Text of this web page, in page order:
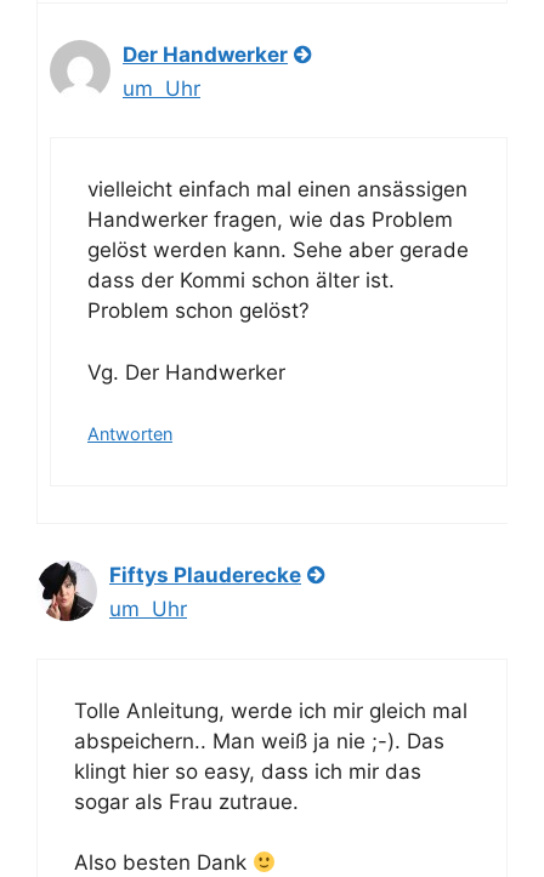
Der Handwerker
um Uhr
vielleicht einfach mal einen ansässigen
Handwerker fragen, wie das Problem
gelöst werden kann. Sehe aber gerade
dass der Kommi schon älter ist.
Problem schon gelöst?
Vg. Der Handwerker
Antworten
Fiftys Plauderecke
um Uhr
Tolle Anleitung, werde ich mir gleich mal
abspeichern.. Man weiß ja nie ;-). Das
klingt hier so easy, dass ich mir das
sogar als Frau zutraue.
Also besten Dank